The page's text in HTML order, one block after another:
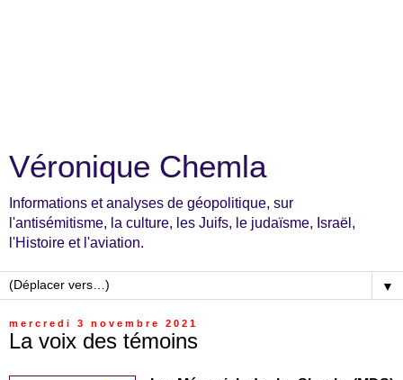
Véronique Chemla
Informations et analyses de géopolitique, sur
l'antisémitisme, la culture, les Juifs, le judaïsme, Israël,
l'Histoire et l'aviation.
▼
mercredi 3 novembre 2021
La voix des témoins